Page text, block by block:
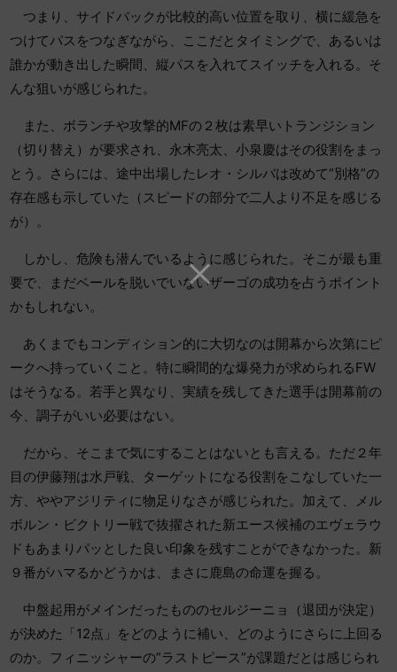
つまり、サイドバックが比較的高い位置を取り、横に緩急を
つけてパスをつなぎながら、ここだとタイミングで、あるいは
誰かが動き出した瞬間、縦パスを入れてスイッチを入れる。そ
んな狙いが感じられた。
また、ボランチや攻撃的MFの２枚は素早いトランジション
（切り替え）が要求され、永木亮太、小泉慶はその役割をまっ
とう。さらには、途中出場したレオ・シルバは改めて”別格”の
存在感も示していた（スピードの部分で二人より不足を感じる
が）。
しかし、危険も潜んでいるように感じられた。そこが最も重
要で、まだベールを脱いでいないザーゴの成功を占うポイント
かもしれない。
あくまでもコンディション的に大切なのは開幕から次第にピ
ークへ持っていくこと。特に瞬間的な爆発力が求められるFW
はそうなる。若手と異なり、実績を残してきた選手は開幕前の
今、調子がいい必要はない。
だから、そこまで気にすることはないとも言える。ただ２年
目の伊藤翔は水戸戦、ターゲットになる役割をこなしていた一
方、ややアジリティに物足りなさが感じられた。加えて、メル
ボルン・ビクトリー戦で抜擢された新エース候補のエヴェラウ
ドもあまりパッとした良い印象を残すことができなかった。新
９番がハマるかどうかは、まさに鹿島の命運を握る。
中盤起用がメインだったもののセルジーニョ（退団が決定）
が決めた「12点」をどのように補い、どのようにさらに上回る
のか。フィニッシャーの”ラストピース”が課題だとは感じられ